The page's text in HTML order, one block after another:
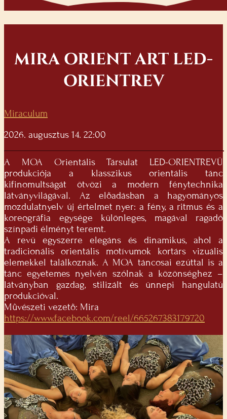
MIRA ORIENT ART LED-
ORIENTREV
Miraculum
2026. augusztus 14. 22:00
A MOA Orientális Társulat LED-ORIENTREVÜ
produkciója a klasszikus orientális tánc
kifinomultságát ötvözi a modern fénytechnika
látványvilágával. Az előadásban a hagyományos
mozdulatnyelv új értelmet nyer: a fény, a ritmus és a
koreográfia egysége különleges, magával ragadó
színpadi élményt teremt.
A revü egyszerre elegáns és dinamikus, ahol a
tradicionális orientális motívumok kortárs vizuális
elemekkel találkoznak. A MOA táncosai ezúttal is a
tánc egyetemes nyelvén szólnak a közönséghez –
látványban gazdag, stilizált és ünnepi hangulatú
produkcióval.
Művészeti vezető: Mira
https://www.facebook.com/reel/665267383179720